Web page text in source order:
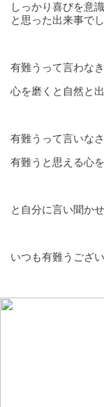
しっかり喜びを意
と思った出来事でし
有難うって言わな
心を磨くと自然と
有難うって言いな
有難うと思える心
と自分に言い聞か
いつも有難うござ